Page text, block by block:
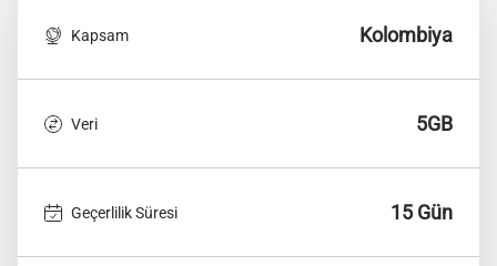
Kapsam Kolombiya
Veri 5GB
Geçerlilik Süresi 15 Gün